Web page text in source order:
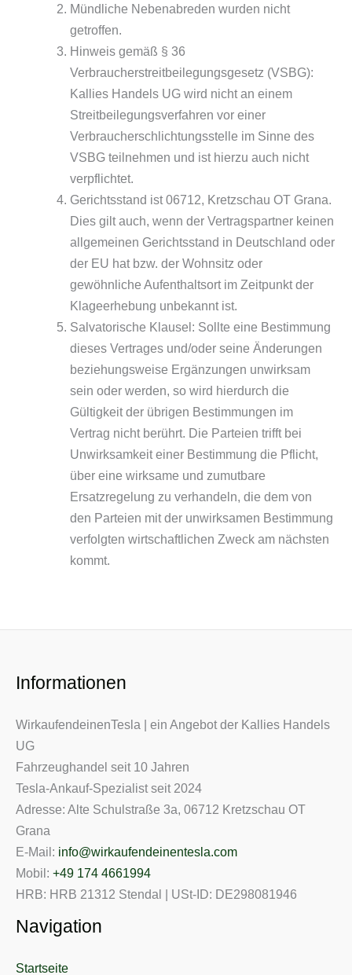
Mündliche Nebenabreden wurden nicht
getroffen.
Hinweis gemäß § 36
Verbraucherstreitbeilegungsgesetz (VSBG):
Kallies Handels UG wird nicht an einem
Streitbeilegungsverfahren vor einer
Verbraucherschlichtungsstelle im Sinne des
VSBG teilnehmen und ist hierzu auch nicht
verpflichtet.
Gerichtsstand ist 06712, Kretzschau OT Grana.
Dies gilt auch, wenn der Vertragspartner keinen
allgemeinen Gerichtsstand in Deutschland oder
der EU hat bzw. der Wohnsitz oder
gewöhnliche Aufenthaltsort im Zeitpunkt der
Klageerhebung unbekannt ist.
Salvatorische Klausel: Sollte eine Bestimmung
dieses Vertrages und/oder seine Änderungen
beziehungsweise Ergänzungen unwirksam
sein oder werden, so wird hierdurch die
Gültigkeit der übrigen Bestimmungen im
Vertrag nicht berührt. Die Parteien trifft bei
Unwirksamkeit einer Bestimmung die Pflicht,
über eine wirksame und zumutbare
Ersatzregelung zu verhandeln, die dem von
den Parteien mit der unwirksamen Bestimmung
verfolgten wirtschaftlichen Zweck am nächsten
kommt.
Informationen
WirkaufendeinenTesla | ein Angebot der Kallies Handels
UG
Fahrzeughandel seit 10 Jahren
Tesla-Ankauf-Spezialist seit 2024
Adresse: Alte Schulstraße 3a, 06712 Kretzschau OT
Grana
E-Mail: info@wirkaufendeinentesla.com
Mobil: +49 174 4661994
HRB: HRB 21312 Stendal | USt-ID: DE298081946
Navigation
Startseite